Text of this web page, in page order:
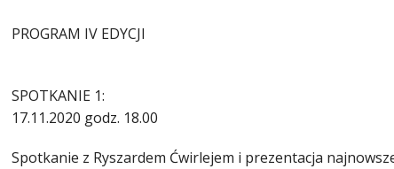
PROGRAM IV EDYCJI
SPOTKANIE 1:
17.11.2020 godz. 18.00
Spotkanie z Ryszardem Ćwirlejem i prezentacja